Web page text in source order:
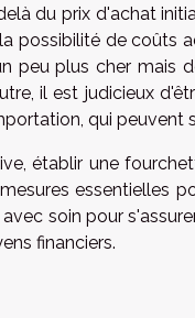
du prix d'achat
possibilité de coûts
peu plus cher mais
il est judicieux
qui peuvent
établir une
essentielles
avec soin pour
financiers.